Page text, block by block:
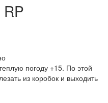
RP
погоду +15. По этой
из коробок и выходить